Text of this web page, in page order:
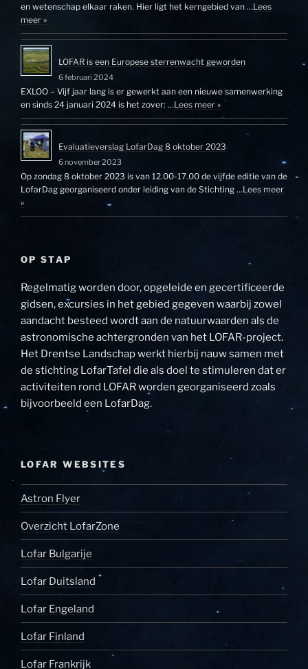
en wetenschap elkaar raken. Hier ligt het kerngebied van …Lees
meer »
LOFAR is een Europese sterrenwacht geworden
6 februari 2024
EXLOO – Vijf jaar lang is er gewerkt aan een nieuwe samenwerking
en sinds 24 januari 2024 is het zover: …Lees meer »
Evaluatieverslag LofarDag 8 oktober 2023
6 november 2023
Op zondag 8 oktober 2023 is van 12.00-17.00 de vijfde editie van de
LofarDag georganiseerd onder leiding van de Stichting …Lees meer
»
OP STAP
Regelmatig worden door, opgeleide en gecertificeerde
gidsen, excursies in het gebied gegeven waarbij zowel
aandacht besteed wordt aan de natuurwaarden als de
astronomische achtergronden van het LOFAR-project.
Het Drentse Landschap werkt hierbij nauw samen met
de stichting LofarTafel die als doel te stimuleren dat er
activiteiten rond LOFAR worden georganiseerd zoals
bijvoorbeeld een LofarDag.
LOFAR WEBSITES
Astron Flyer
Overzicht LofarZone
Lofar Bulgarije
Lofar Duitsland
Lofar Engeland
Lofar Finland
Lofar Frankrijk